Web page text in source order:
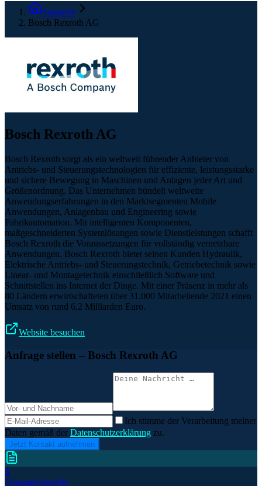
Startseite
Bosch Rexroth AG
Bosch Rexroth AG
Bosch Rexroth sorgt als ein weltweit führender Anbieter von
Antriebs- und Steuerungstechnologien für effiziente, leistungsstarke
und sichere Bewegung in Maschinen und Anlagen jeder Art und
Größenordnung. Das Unternehmen bündelt weltweite
Anwendungserfahrungen in den Marktsegmenten Mobile
Anwendungen, Anlagenbau und Engineering sowie
Fabrikautomation. Mit intelligenten Komponenten,
maßgeschneiderten Systemlösungen sowie Dienstleistungen schafft
Bosch Rexroth die Voraussetzungen für vollständig vernetzbare
Anwendungen. Bosch Rexroth bietet seinen Kunden Hydraulik,
Elektrische Antriebs- und Steuerungstechnik, Getriebetechnik sowie
Linear- und Montagetechnik einschließlich Software und
Schnittstellen ins Internet der Dinge. Mit einer Präsenz in mehr als
80 Ländern erwirtschafteten über 31.000 Mitarbeitende 2021 einen
Umsatz von rund 6,2 Milliarden Euro.
Website besuchen
Anfrage stellen – Bosch Rexroth AG
Ich stimme der Verarbeitung meiner
Daten gemäß der Datenschutzerklärung zu.
Jetzt Kontakt aufnehmen
3
Lösungsbeispiele